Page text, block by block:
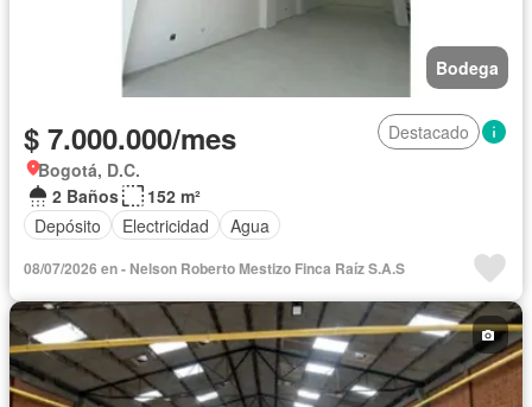
Bodega
$ 7.000.000/mes
Destacado
Bogotá, D.C.
2 Baños
152 m²
Depósito
Electricidad Agua
08/07/2026 en - Nelson Roberto Mestizo Finca Raíz S.A.S